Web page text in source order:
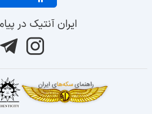
ایران آنتیک در